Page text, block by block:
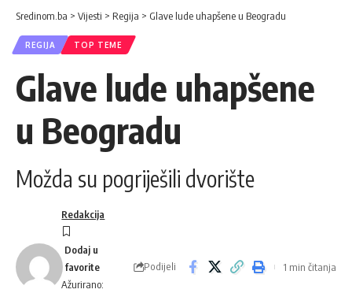
Sredinom.ba > Vijesti > Regija > Glave lude uhapšene u Beogradu
REGIJA TOP TEME
Glave lude uhapšene
u Beogradu
Možda su pogriješili dvorište
Ažurirano:
Redakcija
Podijeli 1 min čitanja